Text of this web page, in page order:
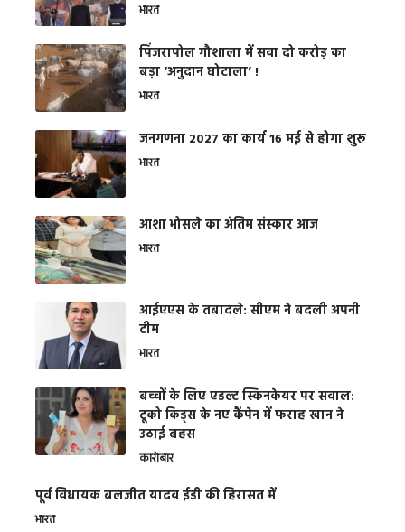
भारत
​पिंजरापोल गौशाला में सवा दो करोड़ का
बड़ा ‘अनुदान घोटाला’ !
भारत
जनगणना 2027 का कार्य 16 मई से होगा शुरू
भारत
आशा भोसले का अंतिम संस्कार आज
भारत
आईएएस के तबादले: सीएम ने बदली अपनी
टीम
भारत
बच्चों के लिए एडल्ट स्किनकेयर पर सवाल:
टूको किड्स के नए कैंपेन में फराह खान ने
उठाई बहस
कारोबार
पूर्व विधायक बलजीत यादव ईडी की हिरासत में
भारत